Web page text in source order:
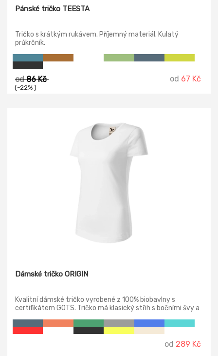
Pánské tričko TEESTA
Tričko s krátkým rukávem. Příjemný materiál. Kulatý
průkrčník.
od86 Kč
(-22% )
od 67 Kč
Dámské tričko ORIGIN
Kvalitní dámské tričko vyrobené z 100% biobavlny s
certifikátem GOTS. Tričko má klasický střih s bočními švy a
od 289 Kč